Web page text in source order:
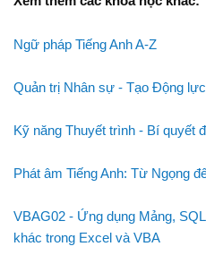
Ngữ pháp Tiếng Anh A-Z
Quản trị Nhân sự - Tạo Động
Kỹ năng Thuyết trình - Bí quyết
Phát âm Tiếng Anh: Từ Ngọng
VBAG02 - Ứng dụng Mảng,
khác trong Excel và VBA